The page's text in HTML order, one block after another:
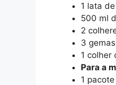
1 lata
500 ml
2
3
1 colher
Para a
1